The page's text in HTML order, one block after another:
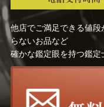
他店でご満足できる値
らないお品など
確かな鑑定眼を持つ鑑定